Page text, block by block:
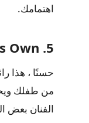
اهتمامك.
5. Child’s Own
حسنًا ، هذا
من طفلك